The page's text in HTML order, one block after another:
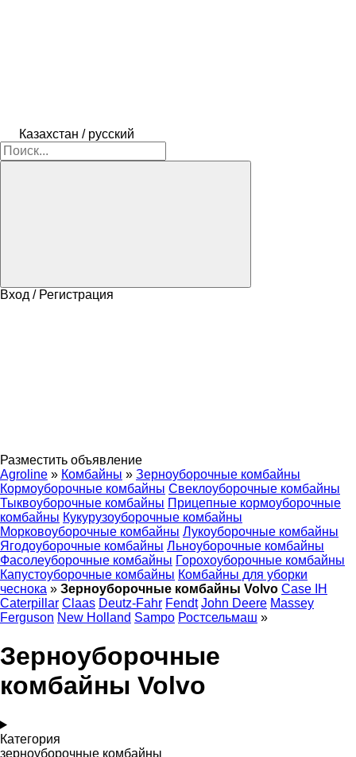
Казахстан / русский
Вход / Регистрация
Разместить объявление
Agroline » Комбайны » Зерноуборочные комбайны
Кормоуборочные комбайны Свеклоуборочные комбайны
Тыквоуборочные комбайны Прицепные кормоуборочные
комбайны Кукурузоуборочные комбайны
Морковоуборочные комбайны Лукоуборочные комбайны
Ягодоуборочные комбайны Льноуборочные комбайны
Фасолеуборочные комбайны Горохоуборочные комбайны
Капустоуборочные комбайны Комбайны для уборки
чеснока » Зерноуборочные комбайны Volvo Case IH
Caterpillar Claas Deutz-Fahr Fendt John Deere Massey
Ferguson New Holland Sampo Ростсельмаш »
Зерноуборочные
комбайны Volvo
Категория
зерноуборочные комбайны